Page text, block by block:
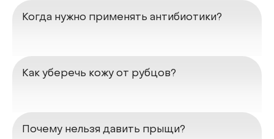
Когда нужно применять антибиотики?
Как уберечь кожу от рубцов?
Почему нельзя давить прыщи?